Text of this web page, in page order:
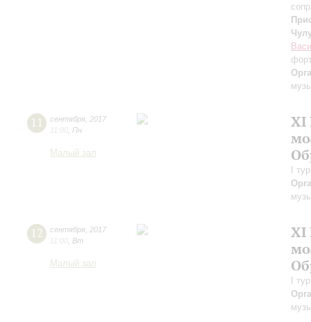
11 сентября 2017
Пн
Малый зал
XI
I
12 сентября 2017
Вт
Малый зал
XI
I